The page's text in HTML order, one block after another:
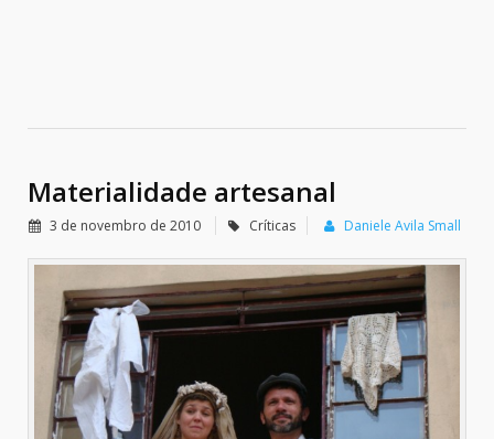
Materialidade artesanal
3 de novembro de 2010 Críticas Daniele Avila Small